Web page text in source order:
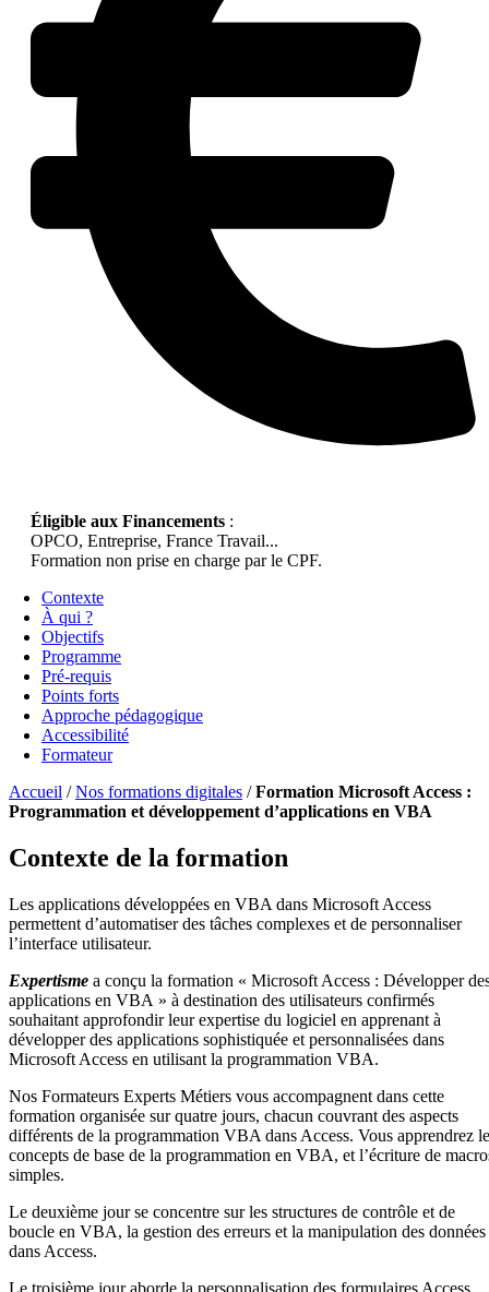
Éligible aux Financements :
OPCO, Entreprise, France Travail...
Formation non prise en charge par le CPF.
Contexte
À qui ?
Objectifs
Programme
Pré-requis
Points forts
Approche pédagogique
Accessibilité
Formateur
Accueil /Nos formations digitales /Formation Microsoft Access :
Programmation et développement d’applications en VBA
Contexte de la formation
Les applications développées en VBA dans Microsoft Access
permettent d’automatiser des tâches complexes et de personnaliser
l’interface utilisateur.
Expertisme a conçu la formation « Microsoft Access : Développer
applications en VBA » à destination des utilisateurs confirmés
souhaitant approfondir leur expertise du logiciel en apprenant à
développer des applications sophistiquée et personnalisées dans
Microsoft Access en utilisant la programmation VBA.
Nos Formateurs Experts Métiers vous accompagnent dans cette
formation organisée sur quatre jours, chacun couvrant des aspects
différents de la programmation VBA dans Access. Vous apprendrez
concepts de base de la programmation en VBA, et l’écriture de
simples.
Le deuxième jour se concentre sur les structures de contrôle et de
boucle en VBA, la gestion des erreurs et la manipulation des données
dans Access.
Le troisième jour aborde la personnalisation des formulaires Access